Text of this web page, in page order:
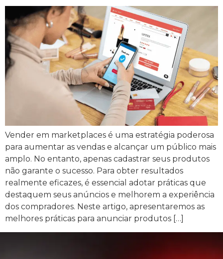
Vender em marketplaces é uma estratégia poderosa
para aumentar as vendas e alcançar um público mais
amplo. No entanto, apenas cadastrar seus produtos
não garante o sucesso. Para obter resultados
realmente eficazes, é essencial adotar práticas que
destaquem seus anúncios e melhorem a experiência
dos compradores. Neste artigo, apresentaremos as
melhores práticas para anunciar produtos […]